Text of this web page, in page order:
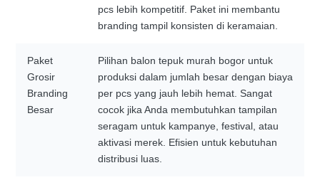
pcs lebih kompetitif. Paket ini membantu
branding tampil konsisten di keramaian.
Paket
Grosir
Branding
Besar
Pilihan balon tepuk murah bogor untuk
produksi dalam jumlah besar dengan biaya
per pcs yang jauh lebih hemat. Sangat
cocok jika Anda membutuhkan tampilan
seragam untuk kampanye, festival, atau
aktivasi merek. Efisien untuk kebutuhan
distribusi luas.